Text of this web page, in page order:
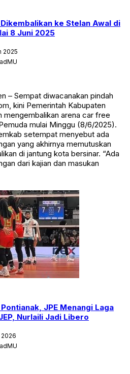
ke Stelan Awal di
8 Juni 2025
2025
– Sempat diwacanakan pindah
kini Pemerintah Kabupaten
mengembalikan arena car free
mulai Minggu (8/6/2025).
setempat menyebut ada
yang akhirnya memutuskan
di jantung kota bersinar. “Ada
dari kajian dan masukan
JPE Menangi Laga
Nurlaili Jadi Libero